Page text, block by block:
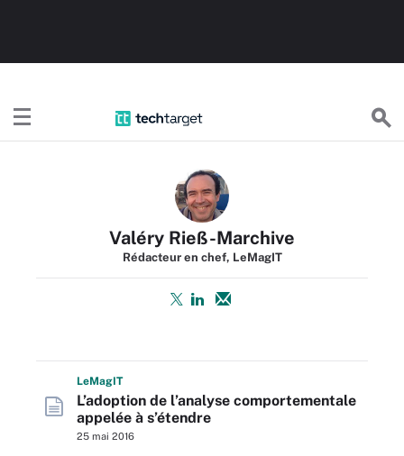
Valéry Rieß-Marchive
Rédacteur en chef, LeMagIT
LeMagIT
L’adoption de l’analyse comportementale
appelée à s’étendre
25 mai 2016